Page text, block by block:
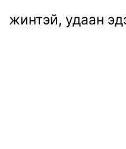
жинтэй, удаан